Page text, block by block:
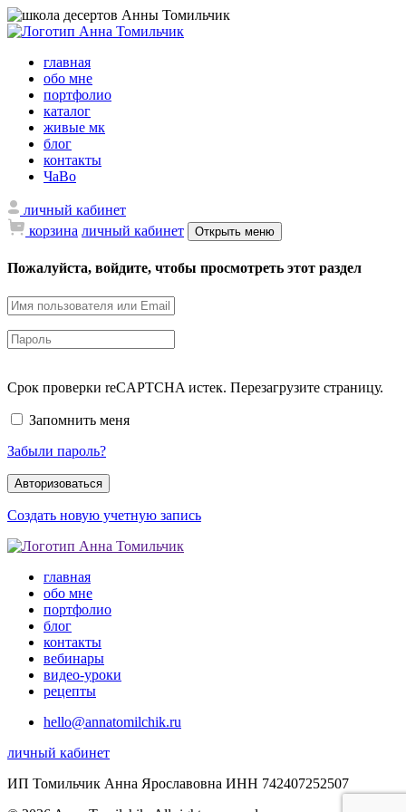
главная
обо мне
портфолио
каталог
живые мк
блог
контакты
ЧаВо
личный кабинет
корзина личный кабинет Открыть меню
Пожалуйста, войдите, чтобы просмотреть этот раздел
Срок проверки reCAPTCHA истек. Перезагрузите страницу.
Запомнить меня
Забыли пароль?
Создать новую учетную запись
главная
обо мне
портфолио
блог
контакты
вебинары
видео-уроки
рецепты
hello@annatomilchik.ru
личный кабинет
ИП Томильчик Анна Ярославовна ИНН 742407252507